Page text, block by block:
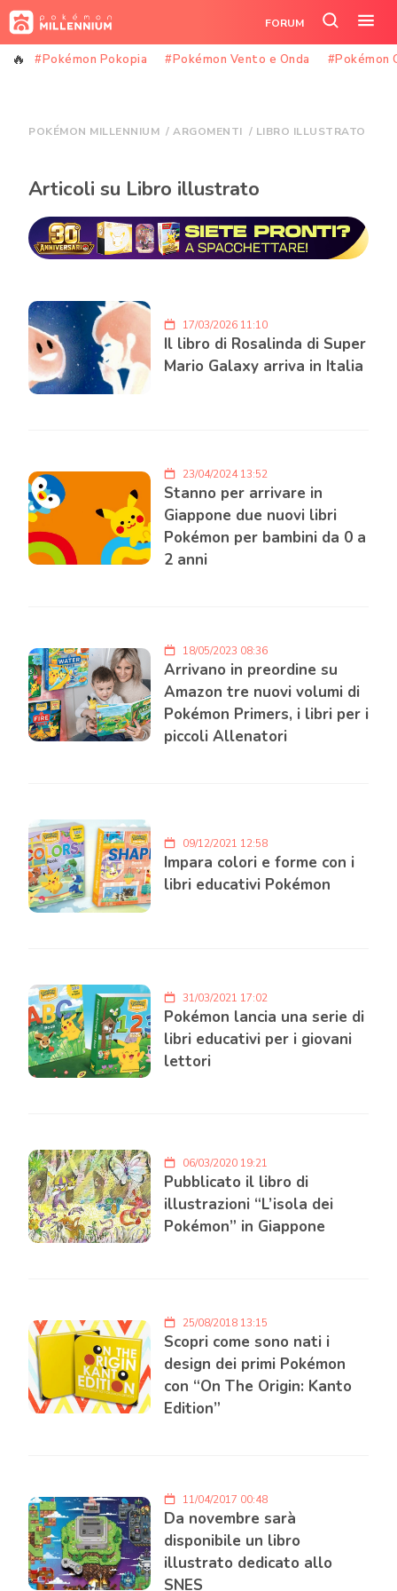
Vai
al
contenuto
FORUM
Cerca
nel il
#Pokémon Pokopia #Pokémon Vento e Onda #Pokémon
POKÉMON MILLENNIUM / ARGOMENTI / LIBRO ILLUSTRATO
Articoli su Libro illustrato
17/03/2026 11:10
Il libro di Rosalinda di Super
Mario Galaxy arriva in Italia
23/04/2024 13:52
Stanno per arrivare in
Giappone due nuovi libri
Pokémon per bambini da 0 a
2 anni
18/05/2023 08:36
Arrivano in preordine su
Amazon tre nuovi volumi di
Pokémon Primers, i libri per i
piccoli Allenatori
09/12/2021 12:58
Impara colori e forme con i
libri educativi Pokémon
31/03/2021 17:02
Pokémon lancia una serie di
libri educativi per i giovani
lettori
06/03/2020 19:21
Pubblicato il libro di
illustrazioni “L’isola dei
Pokémon” in Giappone
25/08/2018 13:15
Scopri come sono nati i
design dei primi Pokémon
con “On The Origin: Kanto
Edition”
11/04/2017 00:48
Da novembre sarà
disponibile un libro
illustrato dedicato allo
SNES